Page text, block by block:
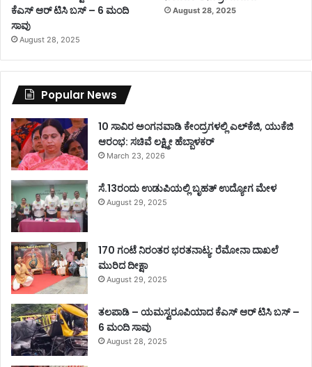
ಕೆಎಸ್ ಆರ್ ಟಿಸಿ ಬಸ್ – 6 ಮಂದಿ
ಸಾವು
August 28, 2025
August 28, 2025
Popular News
10 ಸಾವಿರ ಅಂಗನವಾಡಿ ಕೇಂದ್ರಗಳಲ್ಲಿ ಎಲ್‌ಕೆಜಿ, ಯುಕೆಜಿ
ಆರಂಭ: ಸಚಿವೆ ಲಕ್ಷ್ಮೀ ಹೆಬ್ಬಾಳಕರ್
March 23, 2026
ಸೆ.13ರಂದು ಉಡುಪಿಯಲ್ಲಿ ಬೃಹತ್ ಉದ್ಯೋಗ ಮೇಳ
August 29, 2025
170 ಗಂಟೆ ನಿರಂತರ ಭರತನಾಟ್ಯ: ರೆಮೋನಾ ದಾಖಲೆ
ಮುರಿದ ದೀಕ್ಷಾ
August 29, 2025
ತಲಪಾಡಿ – ಯಮಸ್ವರೂಪಿಯಾದ ಕೆಎಸ್ ಆರ್ ಟಿಸಿ ಬಸ್ –
6 ಮಂದಿ ಸಾವು
August 28, 2025